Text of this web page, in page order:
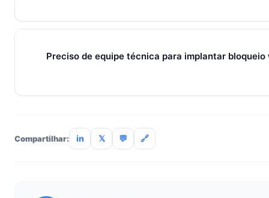
Métricas de processo (tempo de resposta, follow-up)
Preciso de equipe técnica para implantar bloqueio
Compartilhar: in 𝕏 💬 🔗